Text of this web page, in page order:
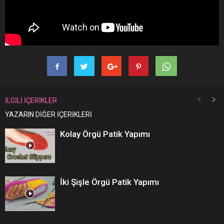
İLGİLİ İÇERİKLER
YAZARIN DİĞER İÇERİKLERİ
Kolay Örgü Patik Yapımı
İki Şişle Örgü Patik Yapımı